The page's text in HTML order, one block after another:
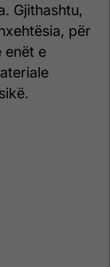
Gjithashtu,
për
enët e